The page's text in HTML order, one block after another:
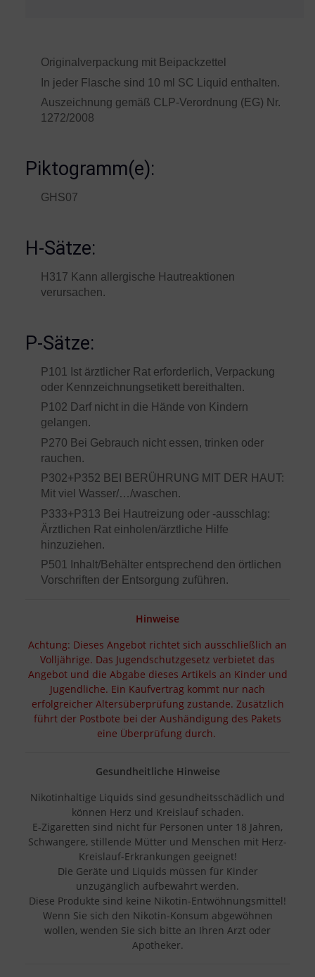
Originalverpackung mit Beipackzettel
In jeder Flasche sind 10 ml SC Liquid enthalten.
Auszeichnung gemäß CLP-Verordnung (EG) Nr.
1272/2008
Piktogramm(e):
GHS07
H-Sätze:
H317 Kann allergische Hautreaktionen
verursachen.
P-Sätze:
P101 Ist ärztlicher Rat erforderlich, Verpackung
oder Kennzeichnungsetikett bereithalten.
P102 Darf nicht in die Hände von Kindern
gelangen.
P270 Bei Gebrauch nicht essen, trinken oder
rauchen.
P302+P352 BEI BERÜHRUNG MIT DER HAUT:
Mit viel Wasser/…/waschen.
P333+P313 Bei Hautreizung oder -ausschlag:
Ärztlichen Rat einholen/ärztliche Hilfe
hinzuziehen.
P501 Inhalt/Behälter entsprechend den örtlichen
Vorschriften der Entsorgung zuführen.
Hinweise
Achtung: Dieses Angebot richtet sich ausschließlich an
Volljährige. Das Jugendschutzgesetz verbietet das
Angebot und die Abgabe dieses Artikels an Kinder und
Jugendliche. Ein Kaufvertrag kommt nur nach
erfolgreicher Altersüberprüfung zustande. Zusätzlich
führt der Postbote bei der Aushändigung des Pakets
eine Überprüfung durch.
Gesundheitliche Hinweise
Nikotinhaltige Liquids sind gesundheitsschädlich und
können Herz und Kreislauf schaden.
E-Zigaretten sind nicht für Personen unter 18 Jahren,
Schwangere, stillende Mütter und Menschen mit Herz-
Kreislauf-Erkrankungen geeignet!
Die Geräte und Liquids müssen für Kinder
unzugänglich aufbewahrt werden.
Diese Produkte sind keine Nikotin-Entwöhnungsmittel!
Wenn Sie sich den Nikotin-Konsum abgewöhnen
wollen, wenden Sie sich bitte an Ihren Arzt oder
Apotheker.